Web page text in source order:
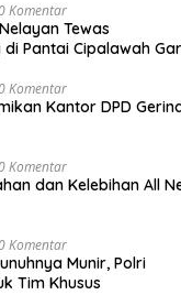
Komentar
Tewas
Pantai Cipalawah
Komentar
Kantor DPD
Komentar
dan Kelebihan All
Komentar
Munir, Polri
Tim Khusus